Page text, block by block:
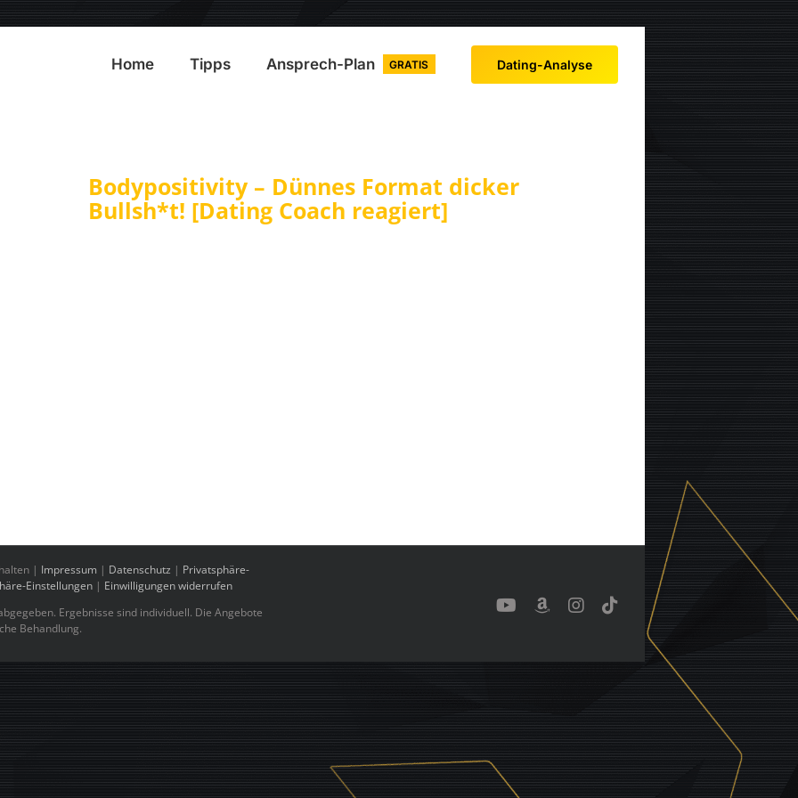
Home Tipps Ansprech-Plan GRATIS Dating-Analyse
Bodypositivity – Dünnes Format dicker
Bullsh*t! [Dating Coach reagiert]
| Impressum | Datenschutz | Privatsphäre-
Einstellungen | Einwilligungen widerrufen
Ergebnisse sind individuell. Die Angebote
Behandlung.
YouTubeBenutzerdefiniert
Instagram
Tiktok